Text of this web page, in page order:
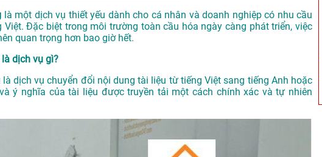
là một dịch vụ thiết yếu dành cho cá nhân và doanh nghiệp có nhu cầu
Đặc biệt trong môi trường toàn cầu hóa ngày càng phát triển, việc
quan trọng hơn bao giờ hết.
dịch vụ gì?
dịch vụ chuyển đổi nội dung tài liệu từ tiếng Việt sang tiếng Anh hoặc
ý nghĩa của tài liệu được truyền tải một cách chính xác và tự nhiên